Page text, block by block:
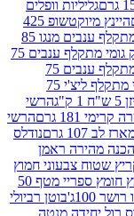
וופלים
היינץ מיוקטשופ 425
ממתק גומי מתקלף ענבים מנגו 85
ממתק גומי מתקלף ענבים 75
ממתק גומי מתקלף ענבים 75
ממתק גומי מתקלף ליצ'י 75
הרשי
הרשי
נודלס
ראמן
חמוץ
עיד אומץ חומץ ספריי מטף 50
בוטן רביולי
מנטה